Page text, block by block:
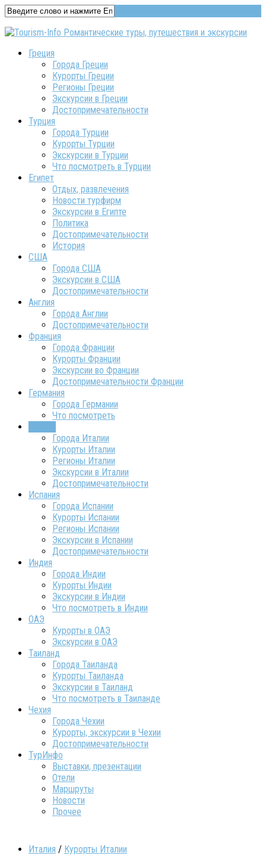
Греция
Города Греции
Курорты Греции
Регионы Греции
Экскурсии в Греции
Достопримечательности
Турция
Города Турции
Курорты Турции
Экскурсии в Турции
Что посмотреть в Турции
Египет
Отдых, развлечения
Новости турфирм
Экскурсии в Египте
Политика
Достопримечательности
История
США
Города США
Экскурсии в США
Достопримечательности
Англия
Города Англии
Достопримечательности
Франция
Города Франции
Курорты Франции
Экскурсии во Франции
Достопримечательности Франции
Германия
Города Германии
Что посмотреть
Города Италии
Курорты Италии
Регионы Италии
Экскурсии в Италии
Достопримечательности
Испания
Города Испании
Курорты Испании
Регионы Испании
Экскурсии в Испании
Достопримечательности
Индия
Города Индии
Курорты Индии
Экскурсии в Индии
Что посмотреть в Индии
ОАЭ
Курорты в ОАЭ
Экскурсии в ОАЭ
Таиланд
Города Таиланда
Курорты Таиланда
Экскурсии в Таиланд
Что посмотреть в Таиланде
Чехия
Города Чехии
Курорты, экскурсии в Чехии
Достопримечательности
ТурИнфо
Выставки, презентации
Отели
Маршруты
Новости
Прочее
Италия / Курорты Италии